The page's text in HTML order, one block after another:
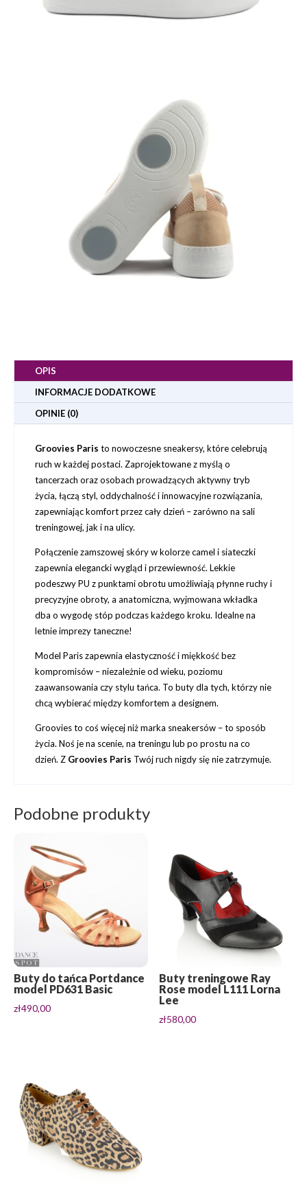
OPIS
INFORMACJE DODATKOWE
OPINIE (0)
Groovies Paris to nowoczesne sneakersy, które celebrują
ruch w każdej postaci. Zaprojektowane z myślą o
tancerzach oraz osobach prowadzących aktywny tryb
życia, łączą styl, oddychalność i innowacyjne rozwiązania,
zapewniając komfort przez cały dzień – zarówno na sali
treningowej, jak i na ulicy.
Połączenie zamszowej skóry w kolorze camel i siateczki
zapewnia elegancki wygląd i przewiewność. Lekkie
podeszwy PU z punktami obrotu umożliwiają płynne ruchy i
precyzyjne obroty, a anatomiczna, wyjmowana wkładka
dba o wygodę stóp podczas każdego kroku. Idealne na
letnie imprezy taneczne!
Model Paris zapewnia elastyczność i miękkość bez
kompromisów – niezależnie od wieku, poziomu
zaawansowania czy stylu tańca. To buty dla tych, którzy nie
chcą wybierać między komfortem a designem.
Groovies to coś więcej niż marka sneakersów – to sposób
życia. Noś je na scenie, na treningu lub po prostu na co
dzień. Z Groovies Paris Twój ruch nigdy się nie zatrzymuje.
Podobne produkty
Buty do tańca Portdance
model PD631 Basic
zł490,00
Buty treningowe Ray
Rose model L111 Lorna
Lee
zł580,00